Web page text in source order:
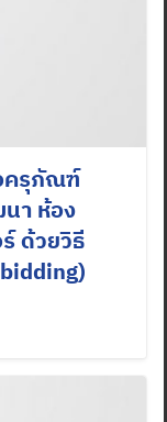
ครุภัณฑ์
า ห้อง
ด้วยวิธี